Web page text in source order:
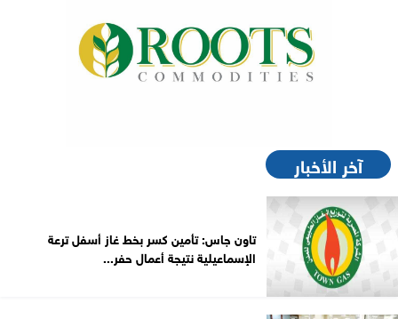
آخر الأخبار
تاون جاس: تأمين كسر بخط غاز أسفل ترعة
الإسماعيلية نتيجة أعمال حفر...